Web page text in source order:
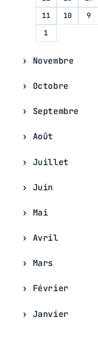
11
10 9
1
Novembre
Octobre
Septembre
Août
Juillet
Juin
Mai
Avril
Mars
Février
Janvier